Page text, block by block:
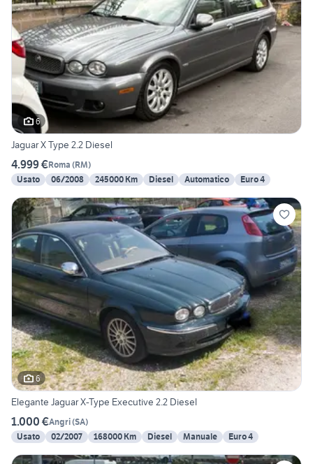
6
Jaguar X Type 2.2 Diesel
4.999 €Roma (RM)
Usato
06/2008 245000 Km Diesel Automatico Euro 4
6
Elegante Jaguar X-Type Executive 2.2 Diesel
1.000 €Angri(SA)
Usato
02/2007 168000 Km Diesel Manuale Euro 4